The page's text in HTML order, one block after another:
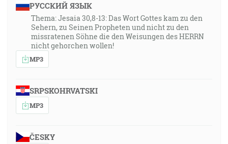
РУССКИЙ ЯЗЫК
Thema: Jesaia 30,8-13: Das Wort Gottes kam zu den
Sehern, zu Seinen Propheten und nicht zu den
missratenen Söhne die den Weisungen des HERRN
nicht gehorchen wollen!
MP3
SRPSKOHRVATSKI
MP3
ČESKY